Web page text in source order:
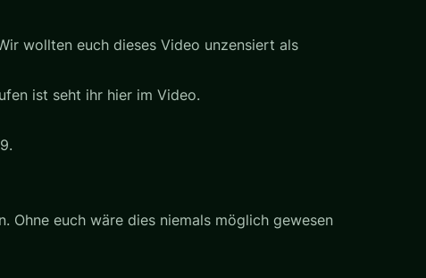
wollten euch dieses Video unzensiert als
ist seht ihr hier im Video.
euch wäre dies niemals möglich gewesen